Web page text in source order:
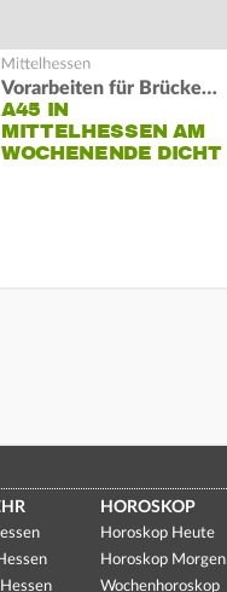
Vorarbeiten für Brücken-Neubau
A45 IN
MITTELHESSEN AM
WOCHENENDE DICHT
HOROSKOP
Horoskop Heute
Horoskop Morgen
Wochenhoroskop